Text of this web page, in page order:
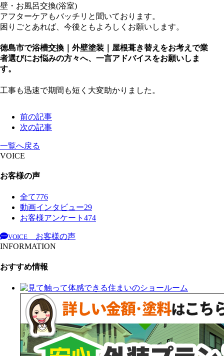
アフターケアもバッチリと聞いております。
困りごとあれば、今後ともよろしくお願いします。
徳島市で浴槽交換｜外壁塗装｜屋根葺き替えをお考えで業
者選びにお悩みの方々へ、一言アドバイスをお願いしま
す。
工事も迅速で期間も短く大変助かりました。
前の記事
次の記事
一覧へ戻る
VOICE
お客様の声
全て776
動画インタビュー29
お客様アンケート 474
VOICE
お客様の声
INFORMATION
おすすめ情報